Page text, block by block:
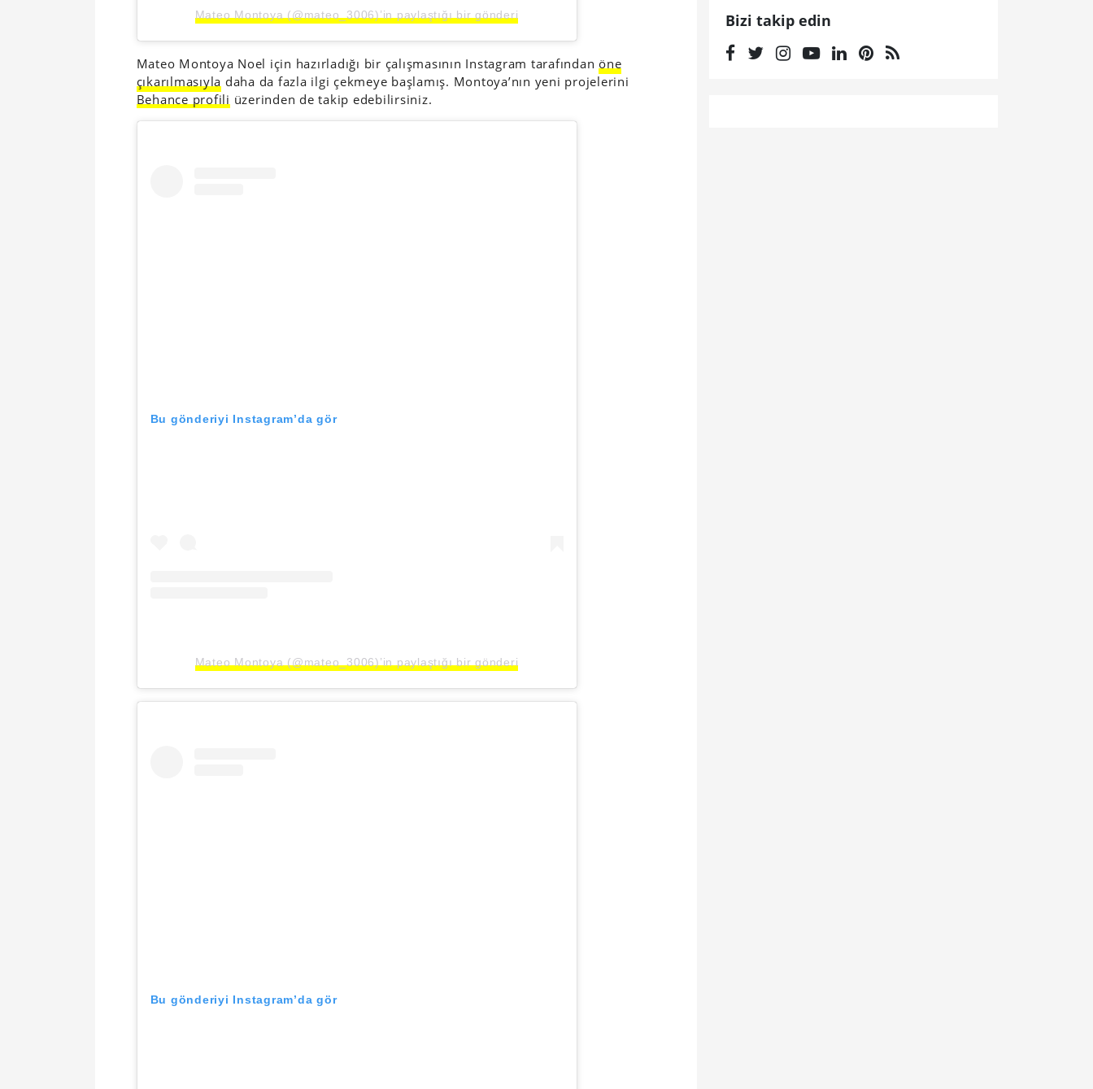
Mateo Montoya (@mateo_3006)’in paylaştığı bir gönderi
Mateo Montoya Noel için hazırladığı bir çalışmasının Instagram tarafındanöne
çıkarılmasıyla daha da fazla ilgi çekmeye başlamış. Montoya’nın yeni projelerini
Behance profili üzerinden de takip edebilirsiniz.
Bu gönderiyi Instagram’da gör
Mateo Montoya (@mateo_3006)’in paylaştığı bir gönderi
Bu gönderiyi Instagram’da gör
Bizi takip edin